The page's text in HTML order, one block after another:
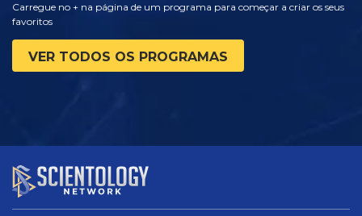
Carregue no + na página de um programa para começar a criar os seus
favoritos
VER TODOS OS PROGRAMAS